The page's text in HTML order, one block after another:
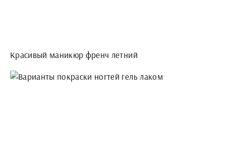
Красивый маникюр френч летний